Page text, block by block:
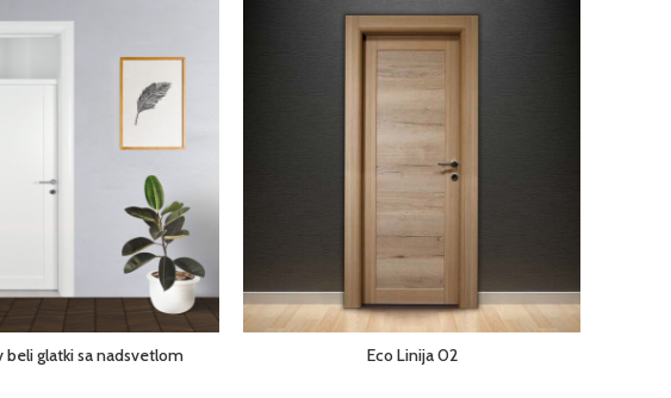
beli glatki sa nadsvetlom Eco Linija 02